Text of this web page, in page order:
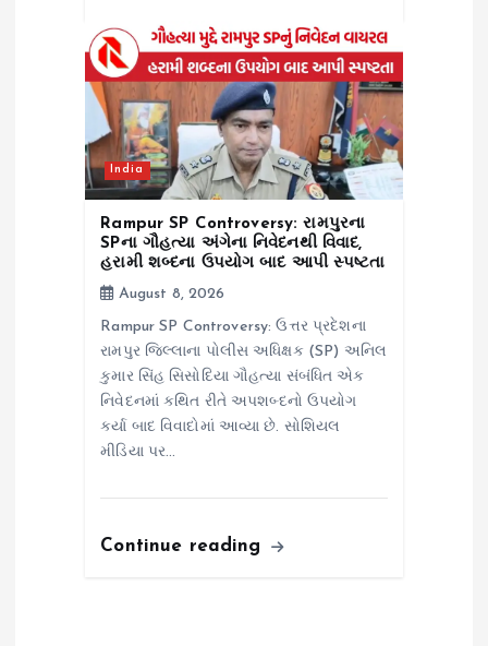
India
Rampur SP Controversy: રામપુરના
SPના ગૌહત્યા અંગેના નિવેદનથી વિવાદ,
હરામી શબ્દના ઉપયોગ બાદ આપી સ્પષ્ટતા
August 8, 2026
Rampur SP Controversy: ઉત્તર પ્રદેશના
રામપુર જિલ્લાના પોલીસ અધિક્ષક (SP) અનિલ
કુમાર સિંહ સિસોદિયા ગૌહત્યા સંબંધિત એક
નિવેદનમાં કથિત રીતે અપશબ્દનો ઉપયોગ
કર્યા બાદ વિવાદોમાં આવ્યા છે. સોશિયલ
મીડિયા પર…
Continue reading